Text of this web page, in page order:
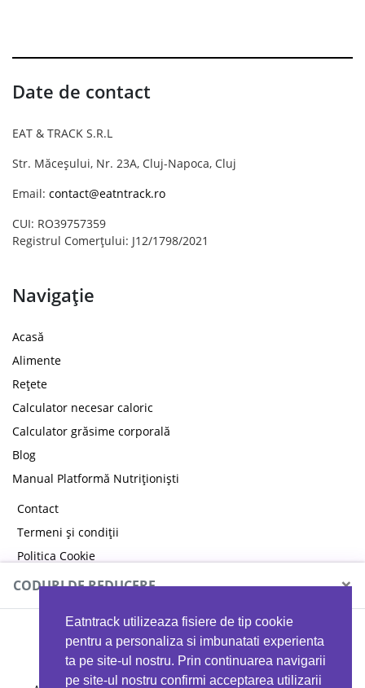
Eatntrack utilizeaza fisiere de tip cookie
pentru a personaliza si imbunatati experienta
ta pe site-ul nostru. Prin continuarea navigarii
pe site-ul nostru confirmi acceptarea utilizarii
Date de contact
EAT & TRACK S.R.L
Str. Măceșului, Nr. 23A, Cluj-Napoca, Cluj
Email: contact@eatntrack.ro
CUI: RO39757359
Registrul Comerțului: J12/1798/2021
Navigație
Acasă
Alimente
Rețete
Calculator necesar caloric
Calculator grăsime corporală
Blog
Manual Platformă Nutriționiști
Contact
Termeni și condiții
Politica Cookie
Politica de confidențialitate
CODURI DE REDUCERE ×
MYPROTEIN